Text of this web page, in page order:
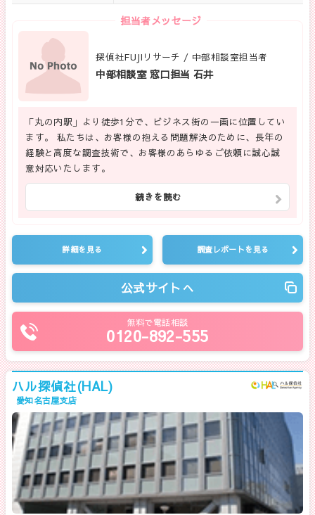
担当者メッセージ
探偵社FUJIリサーチ / 中部相談室担当者
中部相談室 窓口担当 石井
「丸の内駅」より徒歩1分で、ビジネス街の一画に位置してい
ます。 私たちは、お客様の抱える問題解決のために、長年の
経験と高度な調査技術で、お客様のあらゆるご依頼に誠心誠
意対応いたします。
続きを読む
詳細を見る 調査レポートを見る
公式サイトへ
無料で電話相談
0120-892-555
ハル探偵社(HAL)
愛知名古屋支店